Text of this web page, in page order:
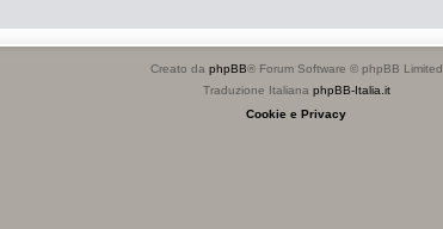
Creato da phpBB® Forum Software © phpBB Limited
Traduzione Italiana phpBB-Italia.it
Cookie e Privacy